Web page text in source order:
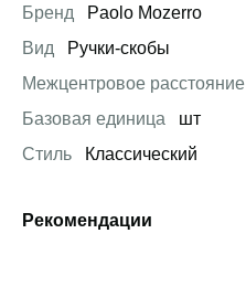
Бренд
Paolo Mozerro
Вид
Ручки-скобы
Межцентровое расстояние
Базовая единица
шт
Стиль
Классический
Рекомендации